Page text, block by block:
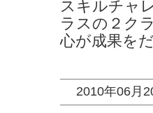
スキルチャ
ラスの２ク
心が成果を
2010年06月